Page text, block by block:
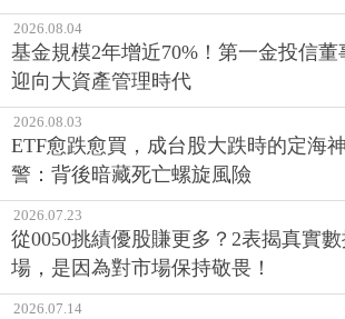
2026.08.04
基金規模2年增近70%！第一金投信
迎向大資產管理時代
2026.08.03
ETF愈跌愈買，成台股大跌時的定海
警：背後暗藏死亡螺旋風險
2026.07.23
從0050挑績優股賺更多？2表揭真實
場，是因為對市場保持敬畏！
2026.07.14